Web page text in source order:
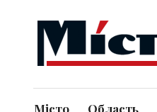
Місто Область